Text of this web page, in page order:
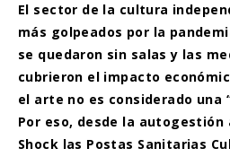
El sector de la cultura
más golpeados por la
se quedaron sin salas y las
cubrieron el impacto
el arte no es considerado una
Por eso, desde la autogestión
Shock las Postas Sanitarias